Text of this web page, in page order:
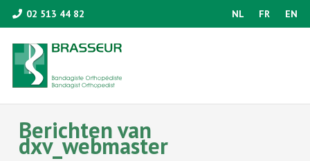
02 513 44 82 NL FR EN
Berichten van
dxv_webmaster